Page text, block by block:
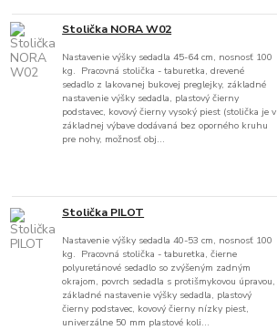
Stolička NORA W02
Nastavenie výšky sedadla 45-64 cm, nosnosť 100
kg. Pracovná stolička - taburetka, drevené
sedadlo z lakovanej bukovej preglejky, základné
nastavenie výšky sedadla, plastový čierny
podstavec, kovový čierny vysoký piest (stolička je v
základnej výbave dodávaná bez oporného kruhu
pre nohy, možnosť obj...
Stolička PILOT
Nastavenie výšky sedadla 40-53 cm, nosnosť 100
kg. Pracovná stolička - taburetka, čierne
polyuretánové sedadlo so zvýšeným zadným
okrajom, povrch sedadla s protišmykovou úpravou,
základné nastavenie výšky sedadla, plastový
čierny podstavec, kovový čierny nízky piest,
univerzálne 50 mm plastové koli...